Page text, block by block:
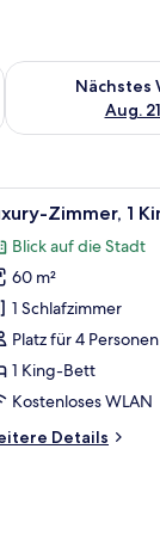
Nächstes
Aug.
Überprüfe die
mit Blick auf die
Bett, einem
10 Zimmer, 1
Blick auf die Stadt
60 m²
1 Schlafzimmer
Platz für 4 Personen
1 King-Bett
Kostenloses WLAN
Details